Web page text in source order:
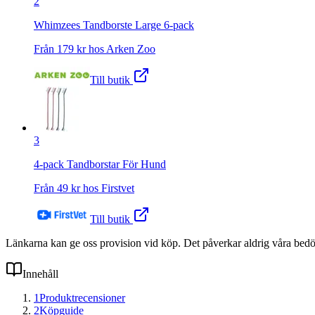
Whimzees Tandborste Large 6-pack
Från 179 kr hos Arken Zoo
Till butik
3
4-pack Tandborstar För Hund
Från 49 kr hos Firstvet
Till butik
Länkarna kan ge oss provision vid köp. Det påverkar aldrig våra
Innehåll
1Produktrecensioner
2Köpguide